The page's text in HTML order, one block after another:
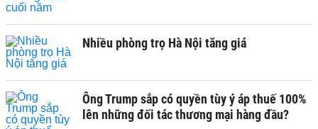
Nhiều phòng trọ Hà Nội tăng giá
Ông Trump sắp có quyền tùy ý áp thuế 100%
lên những đối tác thương mại hàng đầu?